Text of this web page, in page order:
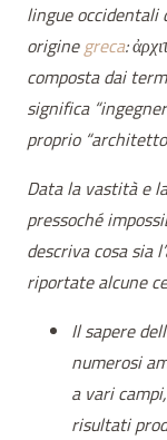
lingue occidentali
originegreca:
composta dai
significa
proprio
Data la vastità e
pressoché
descriva cosa sia
riportate alcune
Il sapere
numerosi
a vari
risultati